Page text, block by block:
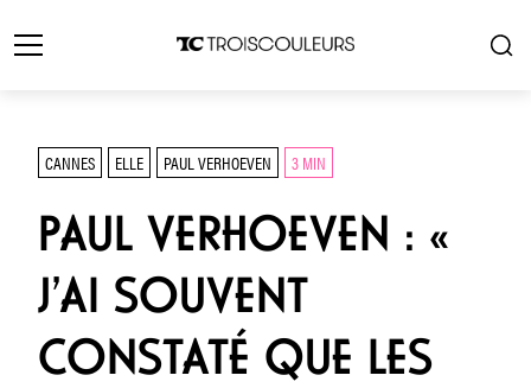
CANNES ELLE PAUL VERHOEVEN 3 MIN
PAUL VERHOEVEN : «
J’AI SOUVENT
CONSTATÉ QUE LES